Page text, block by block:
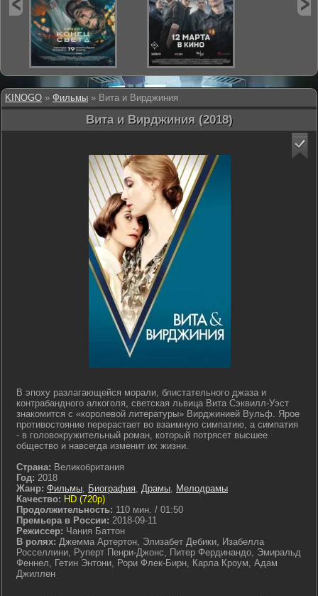
KINOGO » Фильмы » Вита и Вирджиния
Вита и Вирджиния (2018)
В эпоху разлагающейся морали, блистательного джаза и
контрабандного алкоголя, светская львица Вита Сэквилл-Уэст
знакомится с «королевой литературы» Вирджинией Вульф. Ярое
противостояние перерастает во взаимную симпатию, а симпатия
- в головокружительный роман, который потрясет высшее
общество и навсегда изменит их жизни.
Страна: Великобритания
Год: 2018
Жанр: Фильмы, Биография, Драмы, Мелодрамы
Качество: HD (720p)
Продолжительность: 110 мин. / 01:50
Премьера в России: 2018-09-11
Режиссер: Чания Баттон
В ролях: Джемма Артертон, Элизабет Дебики, Изабелла
Росселлини, Руперт Пенри-Джонс, Питер Фердинандо, Эмиральд
Феннел, Гетин Энтони, Рори Флек-Бирн, Карла Кроум, Адам
Джиллен